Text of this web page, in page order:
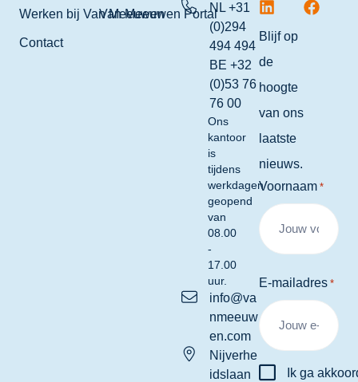
Werken bij Van Meeuwen
Contact
Van Meeuwen PortalNL +31
(0)294
494 494
BE +32
(0)53 76
76 00
Ons
kantoor
is
tijdens
werkdagen
geopend
van
08.00
-
17.00
uur.
info@va
nmeeuw
en.com
Nijverhe
idslaan
Blijf op
de
hoogte
van ons
laatste
nieuws.
Voornaam *
E-mailadres *
Instemming
Ik ga